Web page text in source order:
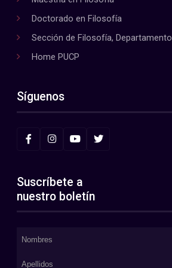
Doctorado en Filosofía
Sección de Filosofía,
Home PUCP
Síguenos
Suscríbete a
nuestro boletín